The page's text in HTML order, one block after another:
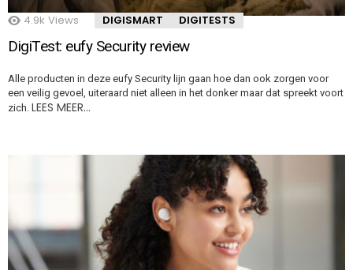
4.9k Views DIGISMART DIGITESTS
DigiTest: eufy Security review
Alle producten in deze eufy Security lijn gaan hoe dan ook zorgen voor
een veilig gevoel, uiteraard niet alleen in het donker maar dat spreekt voort
zich. LEES MEER…